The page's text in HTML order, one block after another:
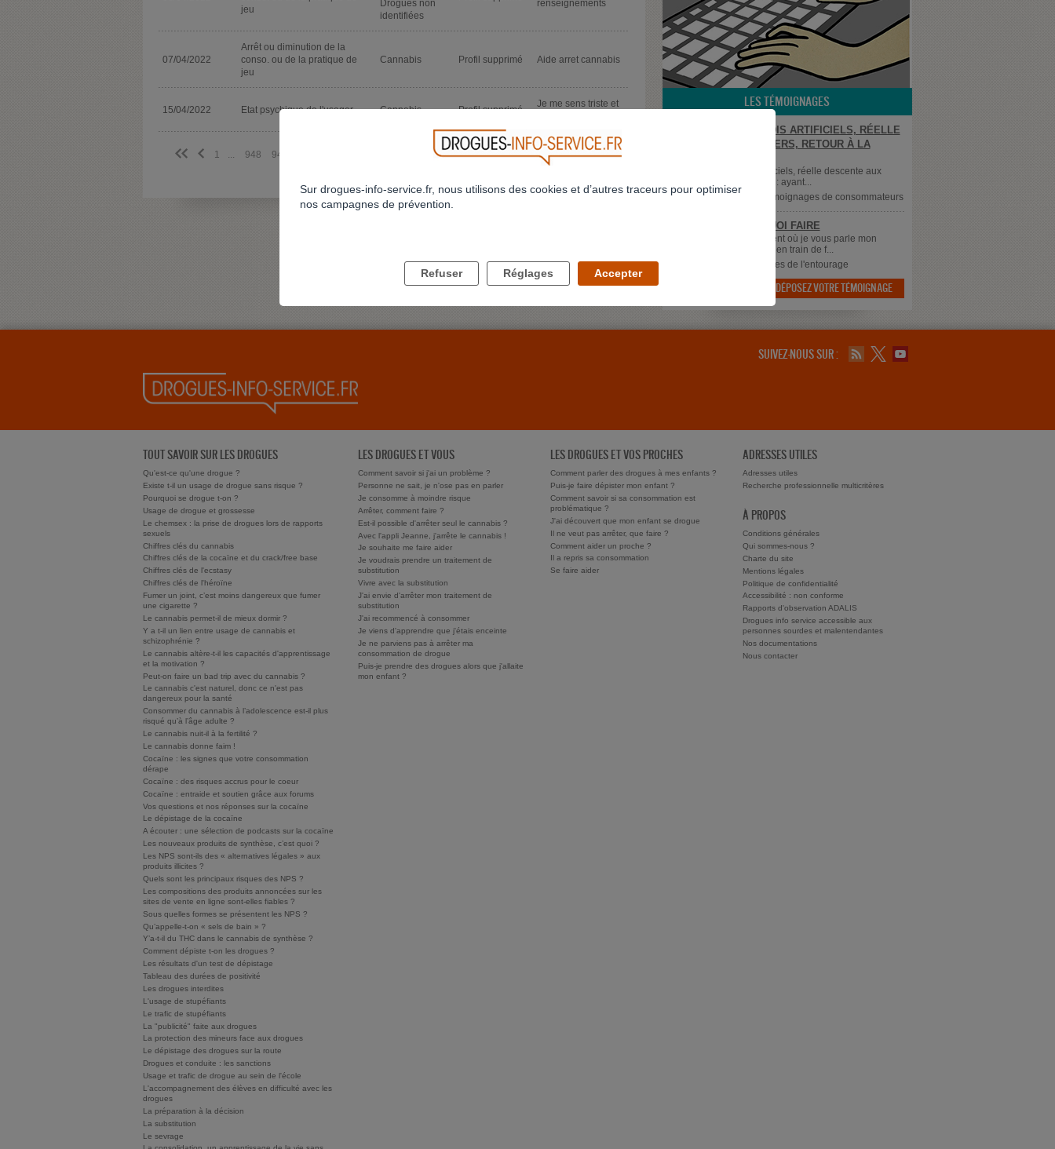
jeu
Drogues non
identifiées
renseignements
07/04/2022
Arrêt ou diminution de la
conso. ou de la pratique de
jeu
Cannabis Profil supprimé Aide arret cannabis
15/04/2022 Etat psychique de l'usager Cannabis Profil supprimé
Je me sens triste et
<< < 1 948 949 955 956 957 958 959 960 961
...
LES TÉMOIGNAGES
MONTÉE AUX PARADIS ARTIFICIELS, RÉELLE
DESCENTE AUX ENFERS, RETOUR À LA
Monter aux paradis artificiels, réelle descente aux
enfers, retour à la réalité : ayant...
Profil supprimédans Témoignages de consommateurs
JE NE SAIS PLUS QUOI FAIRE
Bonjour à tous, Au moment où je vous parle mon
conjoint qui à 43 ans est en train de f...
Témoignages de l'entourage
DÉPOSEZ VOTRE TÉMOIGNAGE
SUIVEZ-NOUS SUR :
TOUT SAVOIR SUR LES DROGUES
Qu'est-ce qu'une drogue ?
Existe t-il un usage de drogue sans risque ?
Pourquoi se drogue t-on ?
Usage de drogue et grossesse
Le chemsex : la prise de drogues lors de rapports
sexuels
Chiffres clés du cannabis
Chiffres clés de la cocaïne et du crack/free base
Chiffres clés de l'ecstasy
Chiffres clés de l'héroïne
Fumer un joint, c’est moins dangereux que fumer
une cigarette ?
Le cannabis permet-il de mieux dormir ?
Y a t-il un lien entre usage de cannabis et
schizophrénie ?
Le cannabis altère-t-il les capacités d'apprentissage
et la motivation ?
Peut-on faire un bad trip avec du cannabis ?
Le cannabis c'est naturel, donc ce n'est pas
dangereux pour la santé
Consommer du cannabis à l’adolescence est-il plus
risqué qu’à l’âge adulte ?
Le cannabis nuit-il à la fertilité ?
Le cannabis donne faim !
Cocaïne : les signes que votre consommation
dérape
Cocaïne : des risques accrus pour le coeur
Cocaïne : entraide et soutien grâce aux forums
Vos questions et nos réponses sur la cocaïne
Le dépistage de la cocaïne
A écouter : une sélection de podcasts sur la cocaïne
Les nouveaux produits de synthèse, c’est quoi ?
Les NPS sont-ils des « alternatives légales » aux
produits illicites ?
Quels sont les principaux risques des NPS ?
Les compositions des produits annoncées sur les
sites de vente en ligne sont-elles fiables ?
Sous quelles formes se présentent les NPS ?
Qu’appelle-t-on « sels de bain » ?
Y’a-t-il du THC dans le cannabis de synthèse ?
Comment dépiste t-on les drogues ?
Les résultats d'un test de dépistage
Tableau des durées de positivité
Les drogues interdites
L'usage de stupéfiants
Le trafic de stupéfiants
La "publicité" faite aux drogues
La protection des mineurs face aux drogues
Le dépistage des drogues sur la route
Drogues et conduite : les sanctions
Usage et trafic de drogue au sein de l'école
L'accompagnement des élèves en difficulté avec les
drogues
La préparation à la décision
La substitution
Le sevrage
LES DROGUES ET VOUS
Comment savoir si j'ai un problème ?
Personne ne sait, je n'ose pas en parler
Je consomme à moindre risque
Arrêter, comment faire ?
Est-il possible d'arrêter seul le cannabis ?
Avec l'appli Jeanne, j'arrête le cannabis !
Je souhaite me faire aider
Je voudrais prendre un traitement de
substitution
Vivre avec la substitution
J'ai envie d'arrêter mon traitement de
substitution
J'ai recommencé à consommer
Je viens d'apprendre que j'étais enceinte
Je ne parviens pas à arrêter ma
consommation de drogue
Puis-je prendre des drogues alors que j'allaite
mon enfant ?
LES DROGUES ET VOS PROCHES
Comment parler des drogues à mes enfants ?
Puis-je faire dépister mon enfant ?
Comment savoir si sa consommation est
problématique ?
J'ai découvert que mon enfant se drogue
Il ne veut pas arrêter, que faire ?
Comment aider un proche ?
Il a repris sa consommation
Se faire aider
ADRESSES UTILES
Adresses utiles
Recherche professionnelle multicritères
À PROPOS
Conditions générales
Qui sommes-nous ?
Charte du site
Mentions légales
Politique de confidentialité
Accessibilité : non conforme
Rapports d'observation ADALIS
Drogues info service accessible aux
personnes sourdes et malentendantes
Nos documentations
Nous contacter
Sur drogues-info-service.fr, nous utilisons des cookies et d’autres traceurs pour optimiser
nos campagnes de prévention.
Refuser Réglages Accepter